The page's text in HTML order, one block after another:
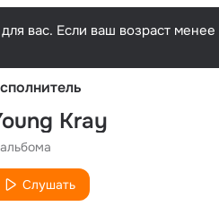
вас. Если ваш возраст
Kray
Слушать